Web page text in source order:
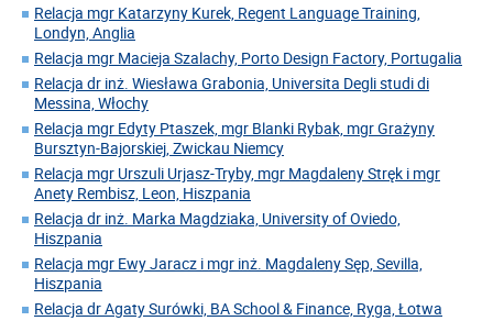
Relacja mgr Katarzyny Kurek, Regent Language Training,
Londyn, Anglia
Relacja mgr Macieja Szalachy, Porto Design Factory, Portugalia
Relacja dr inż. Wiesława Grabonia, Universita Degli studi di
Messina, Włochy
Relacja mgr Edyty Ptaszek, mgr Blanki Rybak, mgr Grażyny
Bursztyn-Bajorskiej, Zwickau Niemcy
Relacja mgr Urszuli Urjasz-Tryby, mgr Magdaleny Stręk i mgr
Anety Rembisz, Leon, Hiszpania
Relacja dr inż. Marka Magdziaka, University of Oviedo,
Hiszpania
Relacja mgr Ewy Jaracz i mgr inż. Magdaleny Sęp, Sevilla,
Hiszpania
Relacja dr Agaty Surówki, BA School & Finance, Ryga, Łotwa